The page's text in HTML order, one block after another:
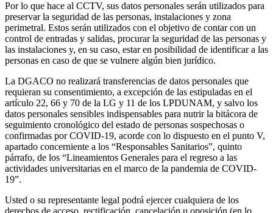
Por lo que hace al CCTV, sus datos personales serán utilizados para
preservar la seguridad de las personas, instalaciones y zona
perimetral. Estos serán utilizados con el objetivo de contar con un
control de entradas y salidas, procurar la seguridad de las personas y
las instalaciones y, en su caso, estar en posibilidad de identificar a las
personas en caso de que se vulnere algún bien jurídico.
La DGACO no realizará transferencias de datos personales que
requieran su consentimiento, a excepción de las estipuladas en el
artículo 22, 66 y 70 de la LG y 11 de los LPDUNAM, y salvo los
datos personales sensibles indispensables para nutrir la bitácora de
seguimiento cronológico del estado de personas sospechosas o
confirmadas por COVID-19, acorde con lo dispuesto en el punto V,
apartado concerniente a los “Responsables Sanitarios”, quinto
párrafo, de los “Lineamientos Generales para el regreso a las
actividades universitarias en el marco de la pandemia de COVID-
19”.
Usted o su representante legal podrá ejercer cualquiera de los